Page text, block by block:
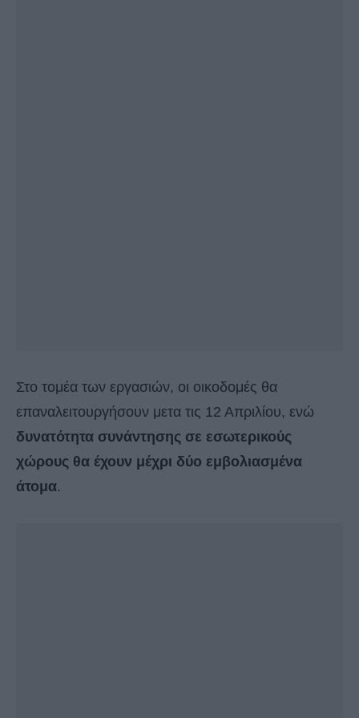
Στο τομέα των εργασιών, οι οικοδομές θα
επαναλειτουργήσουν μετα τις 12 Απριλίου, ενώ
δυνατότητα συνάντησης σε εσωτερικούς
χώρους θα έχουν μέχρι δύο εμβολιασμένα
άτομα.